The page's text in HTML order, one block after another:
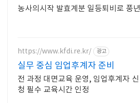
농사의시작 발효계분 일등퇴비로 풍년
https://www.kfdi.re.kr/ 광고
실무 중심 임업후계자 준비
전 과정 대면교육 운영, 임업후계자 신
청 필수 교육시간 인정